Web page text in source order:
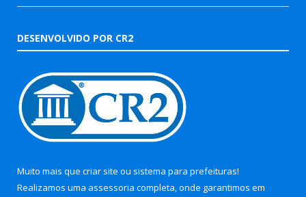
DESENVOLVIDO POR CR2
Muito mais que criar site ou sistema para prefeituras!
Realizamos uma assessoria completa, onde garantimos em